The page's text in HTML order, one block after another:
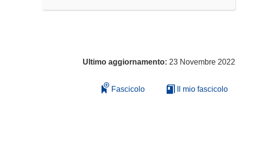
Ultimo aggiornamento: 23 Novembre 2022
Fascicolo Il mio fascicolo